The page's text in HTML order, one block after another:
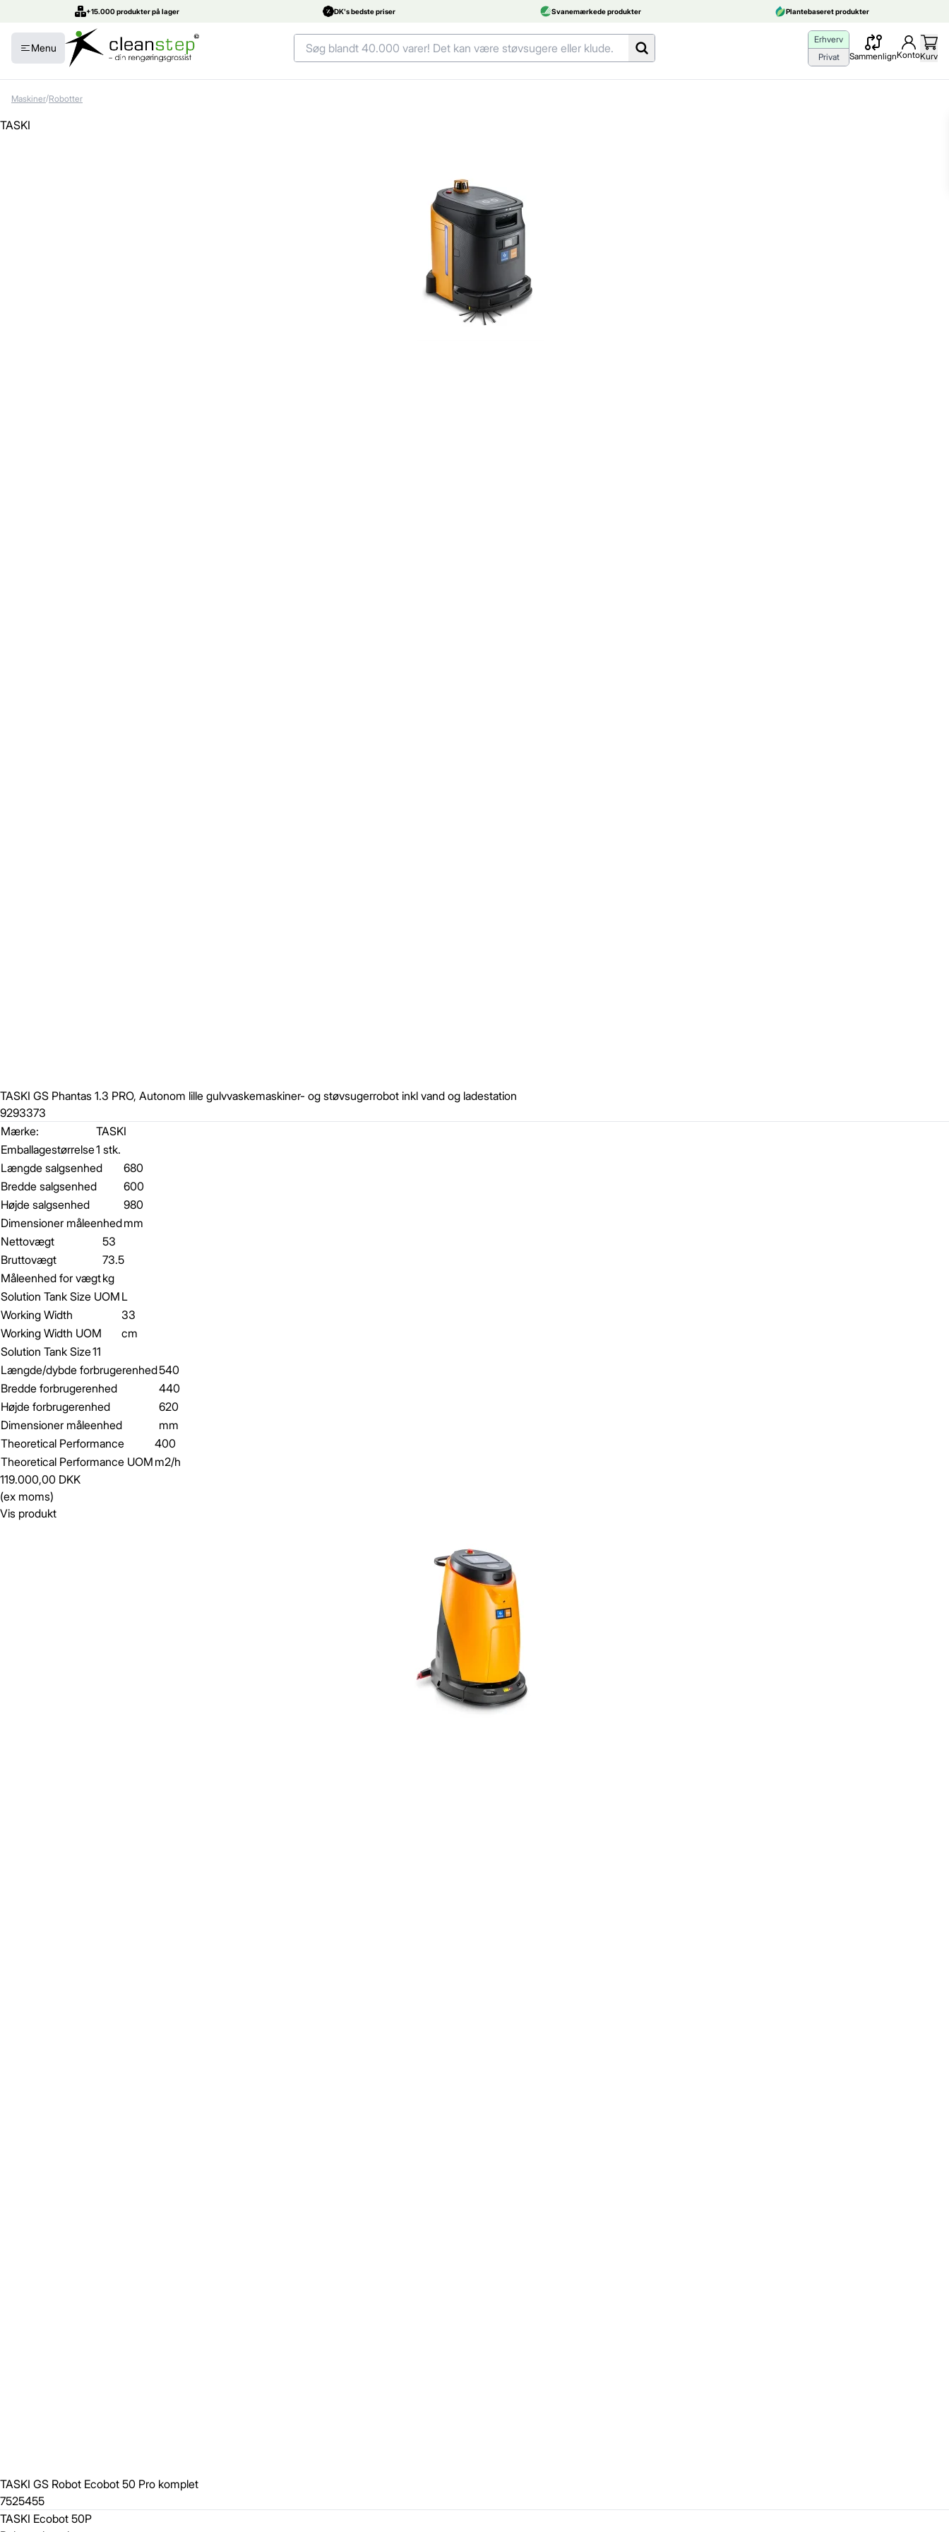
+15.000 produkter på lager DK's bedste priser Svanemærkede produkter Plantebaseret produkter
Menu
Erhverv
Privat
SammenlignKontoKurv
Maskiner/Robotter
TASKI
TASKI GS Phantas 1.3 PRO, Autonom lille gulvvaskemaskiner- og støvsugerrobot inkl vand og ladestation
9293373
Mærke:
TASKI
Emballagestørrelse1 stk.
Længde salgsenhed
680
Bredde salgsenhed
600
Højde salgsenhed
980
Dimensioner måleenhedmm
Nettovægt
53
Bruttovægt
73.5
Måleenhed for vægtkg
Solution Tank Size UOM L
Working Width
33
Working Width UOM
cm
Solution Tank Size11
Længde/dybde forbrugerenhed540
Bredde forbrugerenhed
440
Højde forbrugerenhed
620
Dimensioner måleenhed
mm
Theoretical Performance
400
Theoretical Performance UOM m2/h
119.000,00 DKK
(ex moms)
Vis produkt
TASKI GS Robot Ecobot 50 Pro komplet
7525455
TASKI Ecobot 50P